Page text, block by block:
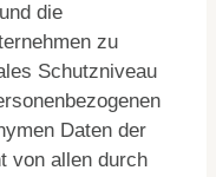
die
zu
Schutzniveau
Daten der
von allen durch